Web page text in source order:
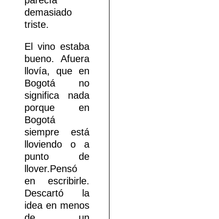
demasiado
triste.
El vino estaba
bueno. Afuera
llovía, que en
Bogotá no
significa nada
porque en
Bogotá
siempre está
lloviendo o a
punto de
llover.Pensó
en escribirle.
Descartó la
idea en menos